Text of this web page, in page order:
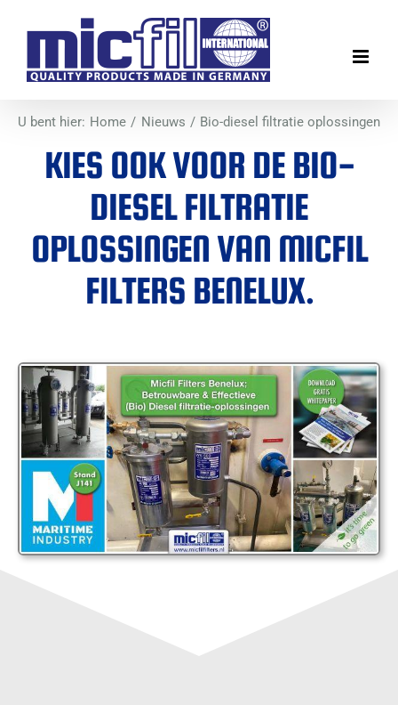
inhoud
U bent hier: Home Nieuws Bio-diesel filtratie oplossingen
KIES OOK VOOR DE BIO-
DIESEL FILTRATIE
OPLOSSINGEN VAN MICFIL
FILTERS BENELUX.